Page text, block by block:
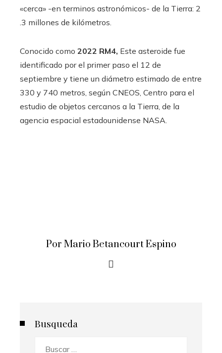
«cerca» -en terminos astronómicos- de la Tierra: 2
.3 millones de kilómetros.
Conocido como 2022 RM4, Este asteroide fue
identificado por el primer paso el 12 de
septiembre y tiene un diámetro estimado de entre
330 y 740 metros, según CNEOS, Centro para el
estudio de objetos cercanos a la Tierra, de la
agencia espacial estadounidense NASA.
Por Mario Betancourt Espino
Busqueda